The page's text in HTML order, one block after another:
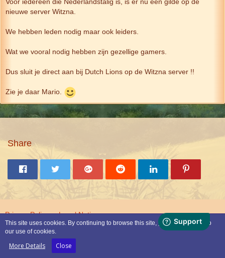
nieuwe server Witzna.
We hebben leden nodig maar ook leiders.
Wat we vooral nodig hebben zijn gezellige gamers.
Dus sluit je direct aan bij Dutch Lions op de Witzna server !!
Zie je daar Mario.
Share
Privacy Policy Legal Notice
This site uses cookies. By continuing to browse this site, you are agreeing to
our use of cookies.
More Details Close